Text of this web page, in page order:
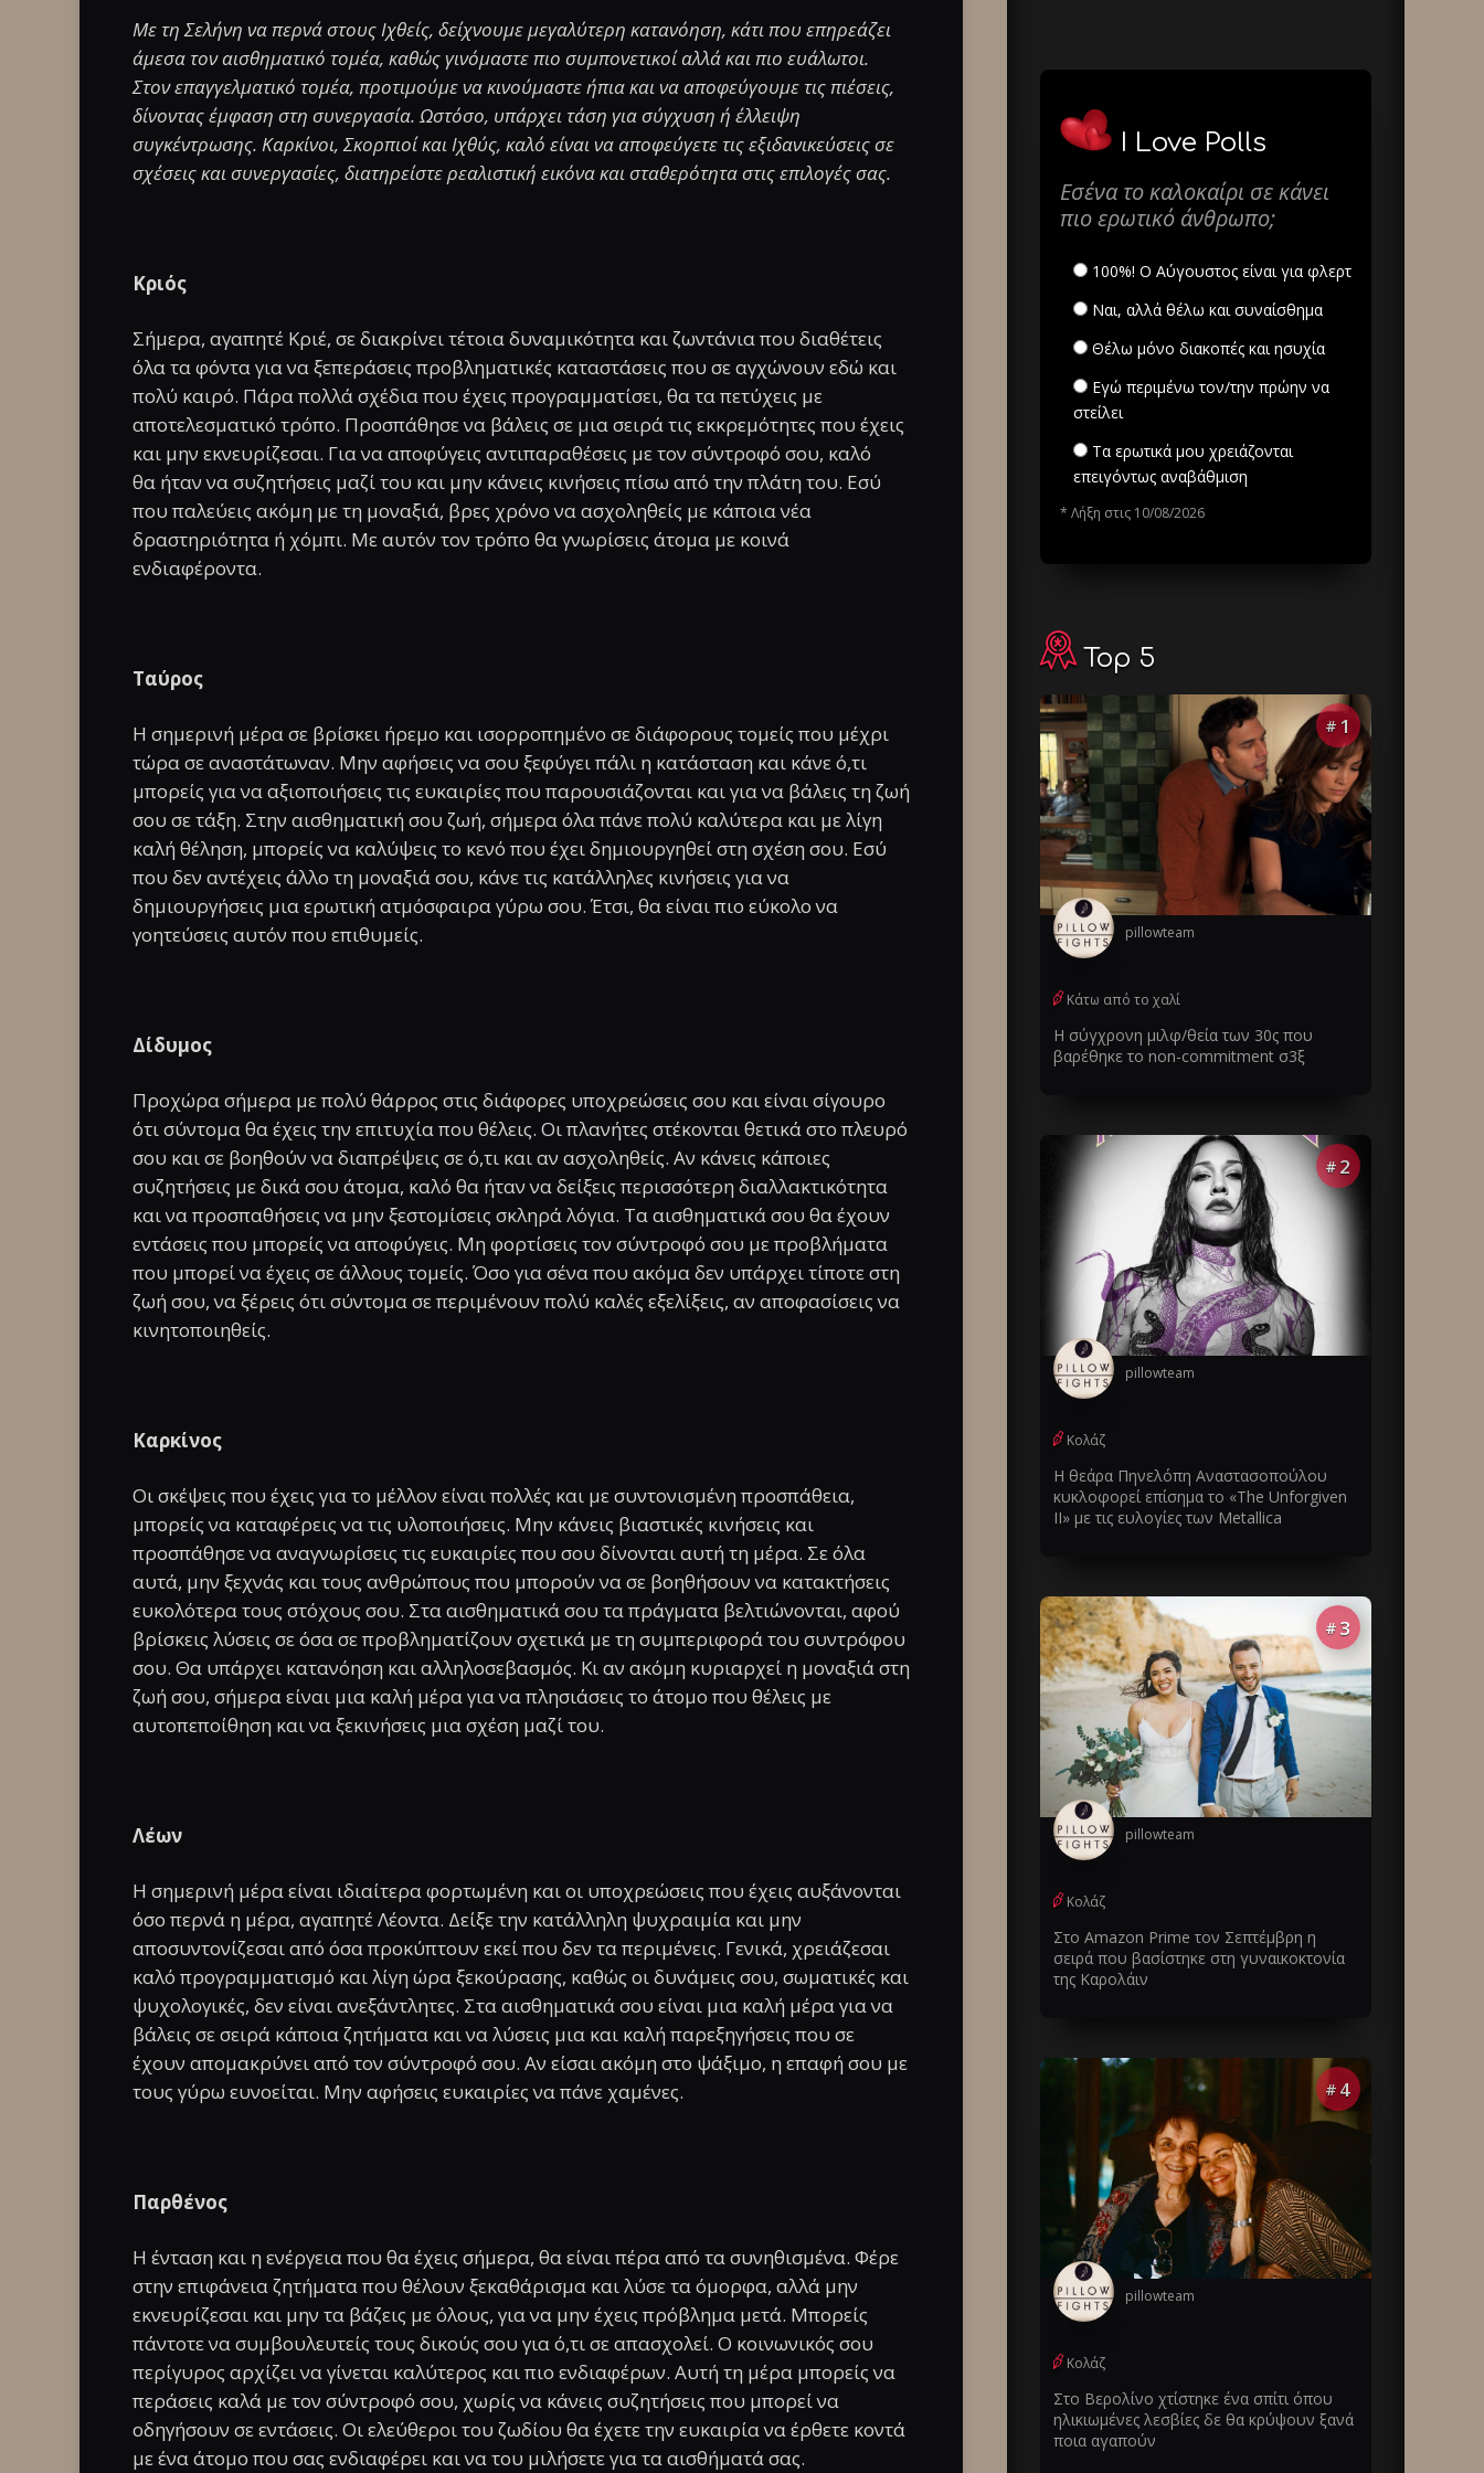
Με τη Σελήνη να περνά στους Ιχθείς, δείχνουμε μεγαλύτερη κατανόηση, κάτι που επηρεάζει
άμεσα τον αισθηματικό τομέα, καθώς γινόμαστε πιο συμπονετικοί αλλά και πιο ευάλωτοι.
Στον επαγγελματικό τομέα, προτιμούμε να κινούμαστε ήπια και να αποφεύγουμε τις πιέσεις,
δίνοντας έμφαση στη συνεργασία. Ωστόσο, υπάρχει τάση για σύγχυση ή έλλειψη
συγκέντρωσης. Καρκίνοι, Σκορπιοί και Ιχθύς, καλό είναι να αποφεύγετε τις εξιδανικεύσεις σε
σχέσεις και συνεργασίες, διατηρείστε ρεαλιστική εικόνα και σταθερότητα στις επιλογές σας.
Κριός
Σήμερα, αγαπητέ Κριέ, σε διακρίνει τέτοια δυναμικότητα και ζωντάνια που διαθέτεις
όλα τα φόντα για να ξεπεράσεις προβληματικές καταστάσεις που σε αγχώνουν εδώ και
πολύ καιρό. Πάρα πολλά σχέδια που έχεις προγραμματίσει, θα τα πετύχεις με
αποτελεσματικό τρόπο. Προσπάθησε να βάλεις σε μια σειρά τις εκκρεμότητες που έχεις
και μην εκνευρίζεσαι. Για να αποφύγεις αντιπαραθέσεις με τον σύντροφό σου, καλό
θα ήταν να συζητήσεις μαζί του και μην κάνεις κινήσεις πίσω από την πλάτη του. Εσύ
που παλεύεις ακόμη με τη μοναξιά, βρες χρόνο να ασχοληθείς με κάποια νέα
δραστηριότητα ή χόμπι. Με αυτόν τον τρόπο θα γνωρίσεις άτομα με κοινά
ενδιαφέροντα.
Ταύρος
Η σημερινή μέρα σε βρίσκει ήρεμο και ισορροπημένο σε διάφορους τομείς που μέχρι
τώρα σε αναστάτωναν. Μην αφήσεις να σου ξεφύγει πάλι η κατάσταση και κάνε ό,τι
μπορείς για να αξιοποιήσεις τις ευκαιρίες που παρουσιάζονται και για να βάλεις τη ζωή
σου σε τάξη. Στην αισθηματική σου ζωή, σήμερα όλα πάνε πολύ καλύτερα και με λίγη
καλή θέληση, μπορείς να καλύψεις το κενό που έχει δημιουργηθεί στη σχέση σου. Εσύ
που δεν αντέχεις άλλο τη μοναξιά σου, κάνε τις κατάλληλες κινήσεις για να
δημιουργήσεις μια ερωτική ατμόσφαιρα γύρω σου. Έτσι, θα είναι πιο εύκολο να
γοητεύσεις αυτόν που επιθυμείς.
Δίδυμος
Προχώρα σήμερα με πολύ θάρρος στις διάφορες υποχρεώσεις σου και είναι σίγουρο
ότι σύντομα θα έχεις την επιτυχία που θέλεις. Οι πλανήτες στέκονται θετικά στο πλευρό
σου και σε βοηθούν να διαπρέψεις σε ό,τι και αν ασχοληθείς. Αν κάνεις κάποιες
συζητήσεις με δικά σου άτομα, καλό θα ήταν να δείξεις περισσότερη διαλλακτικότητα
και να προσπαθήσεις να μην ξεστομίσεις σκληρά λόγια. Τα αισθηματικά σου θα έχουν
εντάσεις που μπορείς να αποφύγεις. Μη φορτίσεις τον σύντροφό σου με προβλήματα
που μπορεί να έχεις σε άλλους τομείς. Όσο για σένα που ακόμα δεν υπάρχει τίποτε στη
ζωή σου, να ξέρεις ότι σύντομα σε περιμένουν πολύ καλές εξελίξεις, αν αποφασίσεις να
κινητοποιηθείς.
Καρκίνος
Οι σκέψεις που έχεις για το μέλλον είναι πολλές και με συντονισμένη προσπάθεια,
μπορείς να καταφέρεις να τις υλοποιήσεις. Μην κάνεις βιαστικές κινήσεις και
προσπάθησε να αναγνωρίσεις τις ευκαιρίες που σου δίνονται αυτή τη μέρα. Σε όλα
αυτά, μην ξεχνάς και τους ανθρώπους που μπορούν να σε βοηθήσουν να κατακτήσεις
ευκολότερα τους στόχους σου. Στα αισθηματικά σου τα πράγματα βελτιώνονται, αφού
βρίσκεις λύσεις σε όσα σε προβληματίζουν σχετικά με τη συμπεριφορά του συντρόφου
σου. Θα υπάρχει κατανόηση και αλληλοσεβασμός. Κι αν ακόμη κυριαρχεί η μοναξιά στη
ζωή σου, σήμερα είναι μια καλή μέρα για να πλησιάσεις το άτομο που θέλεις με
αυτοπεποίθηση και να ξεκινήσεις μια σχέση μαζί του.
Λέων
Η σημερινή μέρα είναι ιδιαίτερα φορτωμένη και οι υποχρεώσεις που έχεις αυξάνονται
όσο περνά η μέρα, αγαπητέ Λέοντα. Δείξε την κατάλληλη ψυχραιμία και μην
αποσυντονίζεσαι από όσα προκύπτουν εκεί που δεν τα περιμένεις. Γενικά, χρειάζεσαι
καλό προγραμματισμό και λίγη ώρα ξεκούρασης, καθώς οι δυνάμεις σου, σωματικές και
ψυχολογικές, δεν είναι ανεξάντλητες. Στα αισθηματικά σου είναι μια καλή μέρα για να
βάλεις σε σειρά κάποια ζητήματα και να λύσεις μια και καλή παρεξηγήσεις που σε
έχουν απομακρύνει από τον σύντροφό σου. Αν είσαι ακόμη στο ψάξιμο, η επαφή σου με
τους γύρω ευνοείται. Μην αφήσεις ευκαιρίες να πάνε χαμένες.
Παρθένος
Η ένταση και η ενέργεια που θα έχεις σήμερα, θα είναι πέρα από τα συνηθισμένα. Φέρε
στην επιφάνεια ζητήματα που θέλουν ξεκαθάρισμα και λύσε τα όμορφα, αλλά μην
εκνευρίζεσαι και μην τα βάζεις με όλους, για να μην έχεις πρόβλημα μετά. Μπορείς
πάντοτε να συμβουλευτείς τους δικούς σου για ό,τι σε απασχολεί. Ο κοινωνικός σου
περίγυρος αρχίζει να γίνεται καλύτερος και πιο ενδιαφέρων. Αυτή τη μέρα μπορείς να
περάσεις καλά με τον σύντροφό σου, χωρίς να κάνεις συζητήσεις που μπορεί να
οδηγήσουν σε εντάσεις. Οι ελεύθεροι του ζωδίου θα έχετε την ευκαιρία να έρθετε κοντά
με ένα άτομο που σας ενδιαφέρει και να του μιλήσετε για τα αισθήματά σας.
I Love Polls
Εσένα το καλοκαίρι σε κάνει
πιο ερωτικό άνθρωπο;
100%! Ο Αύγουστος είναι για φλερτ
Ναι, αλλά θέλω και συναίσθημα
Θέλω μόνο διακοπές και ησυχία
Εγώ περιμένω τον/την πρώην να
στείλει
Τα ερωτικά μου χρειάζονται
επειγόντως αναβάθμιση
* Λήξη στις 10/08/2026
Top 5
# 1
pillowteam
Κάτω από το χαλί
Η σύγχρονη μιλφ/θεία των 30ς που
βαρέθηκε το non-commitment σ3ξ
# 2
pillowteam
Κολάζ
Η θεάρα Πηνελόπη Αναστασοπούλου
κυκλοφορεί επίσημα το «The Unforgiven
II» με τις ευλογίες των Metallica
# 3
pillowteam
Κολάζ
Στο Amazon Prime τον Σεπτέμβρη η
σειρά που βασίστηκε στη γυναικοκτονία
της Καρολάιν
# 4
pillowteam
Κολάζ
Στο Βερολίνο χτίστηκε ένα σπίτι όπου
ηλικιωμένες λεσβίες δε θα κρύψουν ξανά
ποια αγαπούν